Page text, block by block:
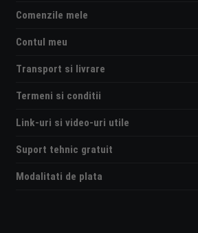
Comenzile mele
Contul meu
Transport si livrare
Termeni si conditii
Link-uri si video-uri utile
Suport tehnic gratuit
Modalitati de plata